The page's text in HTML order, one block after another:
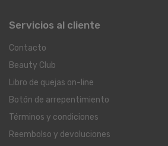
Servicios al cliente
Contacto
Beauty Club
Libro de quejas on-line
Botón de arrepentimiento
Términos y condiciones
Reembolso y devoluciones